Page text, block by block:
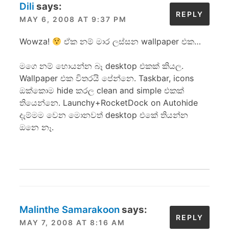
Dili says:
MAY 6, 2008 AT 9:37 PM
Wowza! ඒක නම් මාර ලස්සන wallpaper එක…
මගෙ නම් හොයන්න බෑ desktop එකක් කියල.
Wallpaper එක විතරයි පේන්නෙ. Taskbar, icons
ඔක්කොම hide කරල clean and simple එකක්
තියෙන්නෙ. Launchy+RocketDock on Autohide
දැම්මම වෙන මොනවත් desktop එකේ තියන්න
ඔනෙ නෑ.
REPLY
Malinthe Samarakoonsays:
MAY 7, 2008 AT 8:16 AM
REPLY